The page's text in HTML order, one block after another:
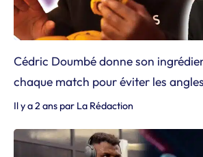
Cédric Doumbé donne son
chaque match pour éviter les
Il y a 2 ans par La Rédaction